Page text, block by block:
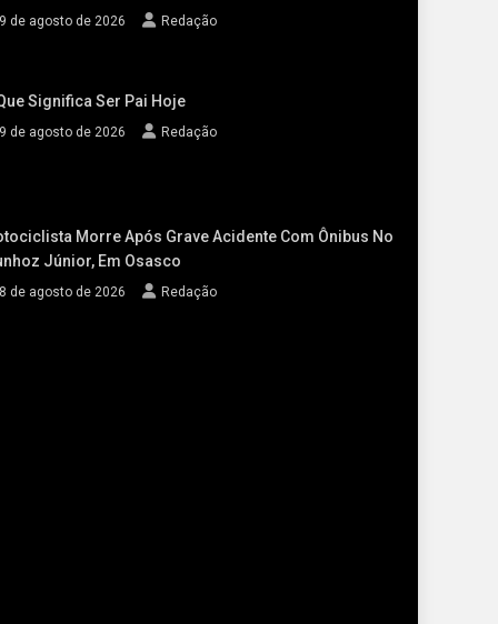
de agosto de 2026 Redação
Significa Ser Pai Hoje
de agosto de 2026 Redação
Morre Após Grave Acidente Com Ônibus No
Júnior, Em Osasco
de agosto de 2026 Redação